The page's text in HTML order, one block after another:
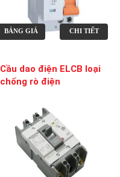
BẢNG GIÁ
CHI TIẾT
Cầu dao điện ELCB loại
chống rò điện